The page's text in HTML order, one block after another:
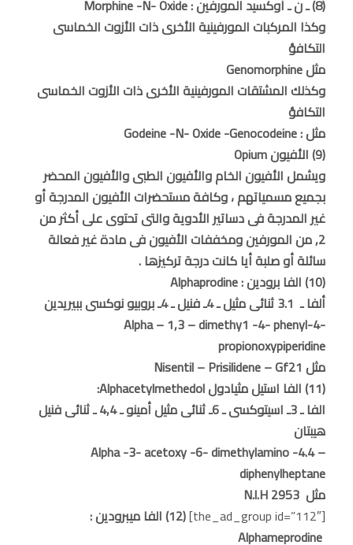
(8) ـ ن ـ أوكسيد المورفين : Morphine -N- Oxide
وكذا المركبات المورفينية الأخرى ذات الأزوت الخماسى
التكافؤ
مثل Genomorphine
وكذلك المشتقات المورفينية الأخرى ذات الأزوت الخماسى
التكافؤ
مثل : Godeine -N- Oxide -Genocodeine
(9) الأفيون Opium
ويشمل الأفيون الخام والأفيون الطبى والأفيون المحضر
بجميع مسمياتهم ، وكافة مستحضرات الأفيون المدرجة أو
غير المدرجة فى دساتير الأدوية والتى تحتوى على أكثر من
2, من المورفين ومخففات الأفيون فى مادة غير فعالة
سائلة أو صلبة أيا كانت درجة تركيزها .
(10) الفا برودين : Alphaprodine
ألفا ـ 3.1 ثنائى مثيل ـ 4ـ فنيل ـ 4ـ بروبيو نوكسى ببيريدين
Alpha – 1,3 – dimethy1 -4- phenyl-4-
propionoxypiperidine
مثل Nisentil – Prisilidene – Gf21
(11) الفا استيل مثيادول Alphacetylmethedol:
الفا ـ 3ـ اسيتوكسى ـ 6ـ ثنائى مثيل أمينو ـ 4,4 ـ ثنائى فنيل
هيبتان
Alpha -3- acetoxy -6- dimethylamino -4.4 –
diphenylheptane
مثل N.l.H 2953
[the_ad_group id=”112″]
(12) الفا ميبرودين :